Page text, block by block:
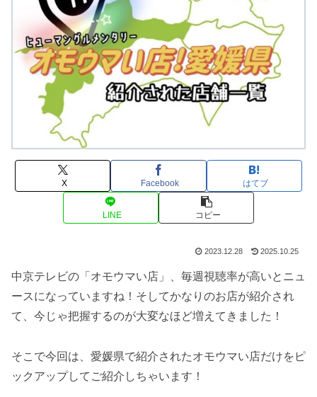
X Facebook はてブ
LINE コピー
2023.12.28 2025.10.25
中京テレビの「オモウマい店」、毎週視聴率が高いとニュ
ースになっていますね！そしてかなりのお店が紹介され
て、今じゃ把握するのが大変なほど増えてきました！
そこで今回は、愛媛県で紹介されたオモウマい店だけをピ
ックアップしてご紹介しちゃいます！